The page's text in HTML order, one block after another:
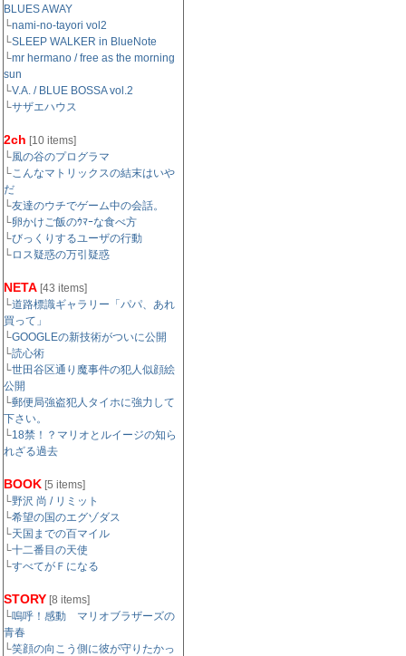
BLUES AWAY
└nami-no-tayori vol2
└SLEEP WALKER in BlueNote
└mr hermano / free as the morning
sun
└V.A. / BLUE BOSSA vol.2
└サザエハウス
2ch [10 items]
└風の谷のプログラマ
└こんなマトリックスの結末はいや
だ
└友達のウチでゲーム中の会話。
└卵かけご飯のｳﾏｰな食べ方
└びっくりするユーザの行動
└ロス疑惑の万引疑惑
NETA [43 items]
└道路標識ギャラリー「パパ、あれ
買って」
└GOOGLEの新技術がついに公開
└読心術
└世田谷区通り魔事件の犯人似顔絵
公開
└郵便局強盗犯人タイホに強力して
下さい。
└18禁！？マリオとルイージの知ら
れざる過去
BOOK [5 items]
└野沢 尚 / リミット
└希望の国のエグゾダス
└天国までの百マイル
└十二番目の天使
└すべてがＦになる
STORY [8 items]
└嗚呼！感動 マリオブラザーズの
青春
└笑顔の向こう側に彼が守りたかっ